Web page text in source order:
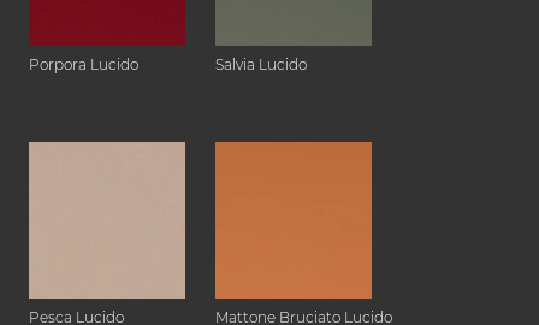
Porpora Lucido Salvia Lucido
Pesca Lucido Mattone Bruciato Lucido